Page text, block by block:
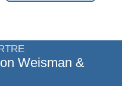
Weisman &